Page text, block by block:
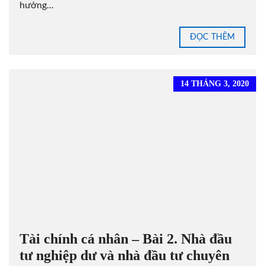
hưởng...
ĐỌC THÊM
14 THÁNG 3, 2020
Tài chính cá nhân – Bài 2. Nhà đầu
tư nghiệp dư và nhà đầu tư chuyên